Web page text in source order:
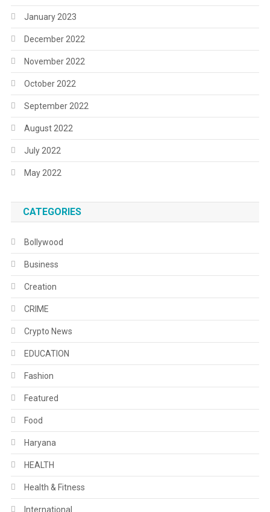
January 2023
December 2022
November 2022
October 2022
September 2022
August 2022
July 2022
May 2022
CATEGORIES
Bollywood
Business
Creation
CRIME
Crypto News
EDUCATION
Fashion
Featured
Food
Haryana
HEALTH
Health & Fitness
International